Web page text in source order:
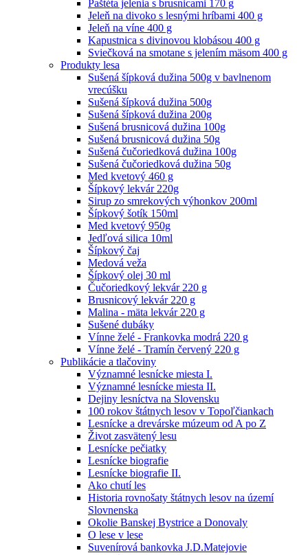
Paštéta jelenia s brusnicami 170 g
Jeleň na divoko s lesnými hríbami 400 g
Jeleň na víne 400 g
Kapustnica s divinovou klobásou 400 g
Sviečková na smotane s jelením mäsom 400 g
Produkty lesa
Sušená šípková dužina 500g v bavlnenom
vrecúšku
Sušená šípková dužina 500g
Sušená šípková dužina 200g
Sušená brusnicová dužina 100g
Sušená brusnicová dužina 50g
Sušená čučoriedková dužina 100g
Sušená čučoriedková dužina 50g
Med kvetový 460 g
Šípkový lekvár 220g
Sirup zo smrekových výhonkov 200ml
Šípkový šotík 150ml
Med kvetový 950g
Jedľová silica 10ml
Šípkový čaj
Medová veža
Šípkový olej 30 ml
Čučoriedkový lekvár 220 g
Brusnicový lekvár 220 g
Malina - mäta lekvár 220 g
Sušené dubáky
Vínne želé - Frankovka modrá 220 g
Vínne želé - Tramín červený 220 g
Publikácie a tlačoviny
Významné lesnícke miesta I.
Významné lesnícke miesta II.
Dejiny lesníctva na Slovensku
100 rokov štátnych lesov v Topoľčiankach
Lesnícke a drevárske múzeum od A po Z
Život zasvätený lesu
Lesnícke pečiatky
Lesnícke biografie
Lesnícke biografie II.
Ako chutí les
Historia rovnošaty štátnych lesov na území
Slovnenska
Okolie Banskej Bystrice a Donovaly
O lese v lese
Suvenírová bankovka J.D.Matejovie